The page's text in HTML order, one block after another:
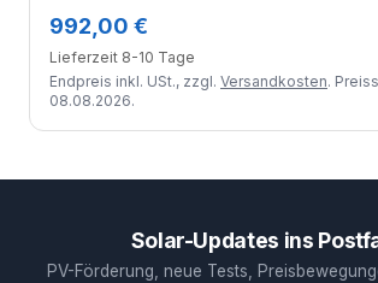
4 Module
992,00 €
Lieferzeit 8-10 Tage
Endpreis inkl. USt., zzgl. Versandkosten.
08.08.2026.
Solar-Updates ins
PV-Förderung, neue Tests,